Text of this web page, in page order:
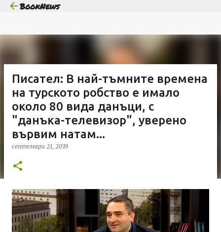
Пропускане към основното съдържание
BookNews
Писател: В най-тъмните времена
на турското робство е имало
около 80 вида данъци, с
"данъка-телевизор", уверено
вървим натам...
септември 21, 2019